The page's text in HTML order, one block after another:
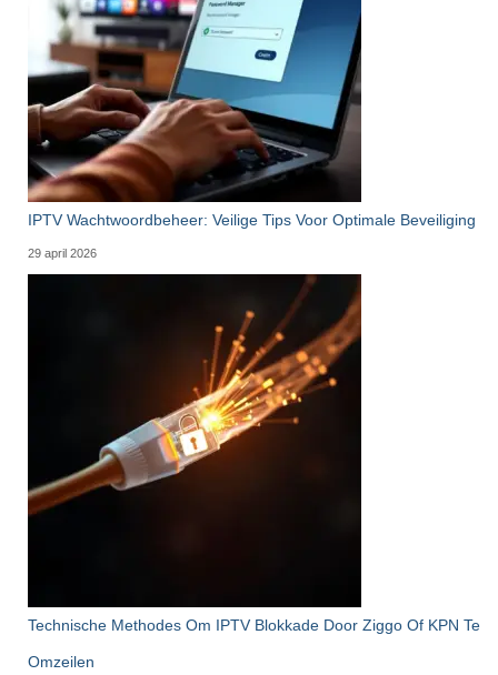
IPTV Wachtwoordbeheer: Veilige Tips Voor Optimale Beveiliging
29 april 2026
Technische Methodes Om IPTV Blokkade Door Ziggo Of KPN Te
Omzeilen